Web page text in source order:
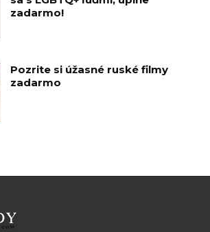
zadarmo!
Pozrite si úžasné ruské filmy
zadarmo